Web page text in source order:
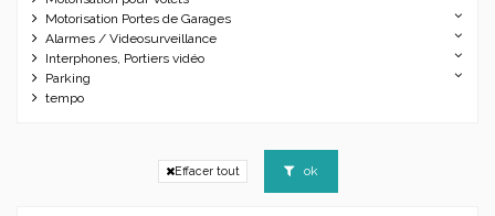
Motorisation Portes de Garages
Alarmes / Videosurveillance
Interphones, Portiers vidéo
Parking
tempo
Effacer tout ok